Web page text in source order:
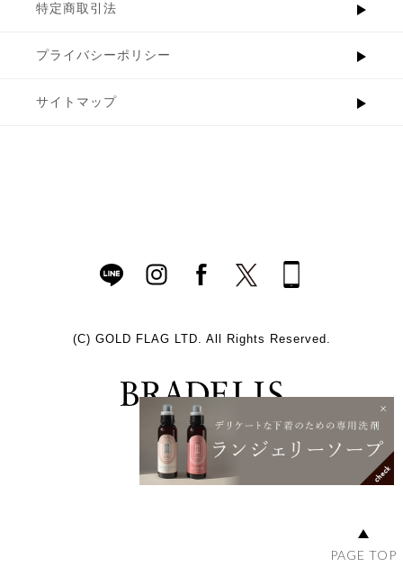
PAGE TOP
特定商取引法
プライバシーポリシー
サイトマップ
(C) GOLD FLAG LTD. All Rights Reserved.